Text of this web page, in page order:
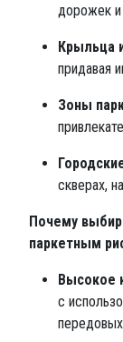
дорожек и
Крыльца
придавая
Зоны
скверах,
Почему
паркетным
Высокое
с
передовых